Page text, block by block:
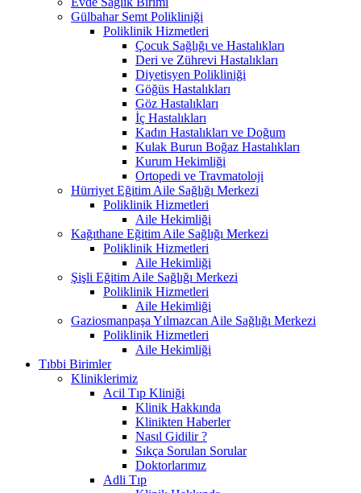
Gülbahar Semt Polikliniği
Poliklinik Hizmetleri
Çocuk Sağlığı ve Hastalıkları
Deri ve Zührevi Hastalıkları
Diyetisyen Polikliniği
Göğüs Hastalıkları
Göz Hastalıkları
İç Hastalıkları
Kadın Hastalıkları ve Doğum
Kulak Burun Boğaz Hastalıkları
Kurum Hekimliği
Ortopedi ve Travmatoloji
Hürriyet Eğitim Aile Sağlığı Merkezi
Poliklinik Hizmetleri
Aile Hekimliği
Kağıthane Eğitim Aile Sağlığı Merkezi
Poliklinik Hizmetleri
Aile Hekimliği
Şişli Eğitim Aile Sağlığı Merkezi
Poliklinik Hizmetleri
Aile Hekimliği
Gaziosmanpaşa Yılmazcan Aile Sağlığı Merkezi
Poliklinik Hizmetleri
Aile Hekimliği
Tıbbi Birimler
Kliniklerimiz
Acil Tıp Kliniği
Klinik Hakkında
Klinikten Haberler
Nasıl Gidilir ?
Sıkça Sorulan Sorular
Doktorlarımız
Adli Tıp